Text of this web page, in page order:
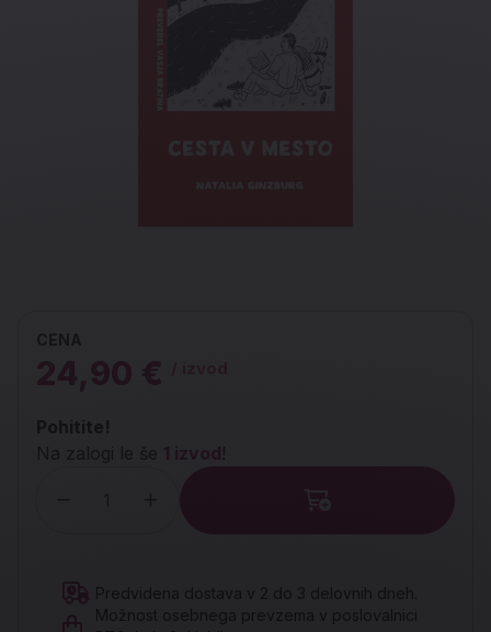
CENA
24,90 €
Pohitite!
Na zalogi le še 1 izvod !
Predvidena dostava v 2 do 3 delovnih dneh.
Možnost osebnega prevzema v poslovalnici